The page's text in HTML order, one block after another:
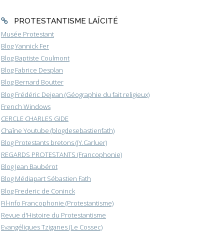
PROTESTANTISME LAÏCITÉ
Musée Protestant
Blog Yannick Fer
Blog Baptiste Coulmont
Blog Fabrice Desplan
Blog Bernard Boutter
Blog Frédéric Dejean (Géographie du fait religieux)
French Windows
CERCLE CHARLES GIDE
Chaîne Youtube (blogdesebastienfath)
Blog Protestants bretons (JY.Carluer)
REGARDS PROTESTANTS (Francophonie)
Blog Jean Baubérot
Blog Médiapart Sébastien Fath
Blog Frederic de Coninck
Fil-info Francophonie (Protestantisme)
Revue d'Histoire du Protestantisme
Evangéliques Tziganes (Le Cossec)